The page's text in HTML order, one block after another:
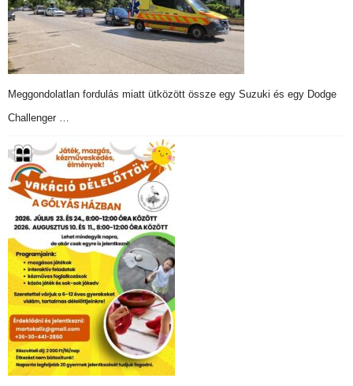
Meggondolatlan fordulás miatt ütközött össze egy Suzuki és egy Dodge
Challenger …